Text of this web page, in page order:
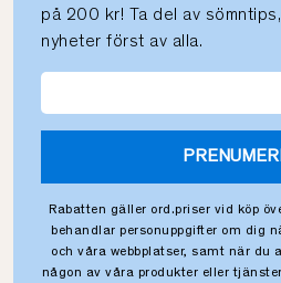
på 200 kr! Ta del av
nyheter först av alla.
Rabatten gäller ord.priser vid köp
behandlar personuppgifter om dig
och våra webbplatser, samt när du
någon av våra produkter eller